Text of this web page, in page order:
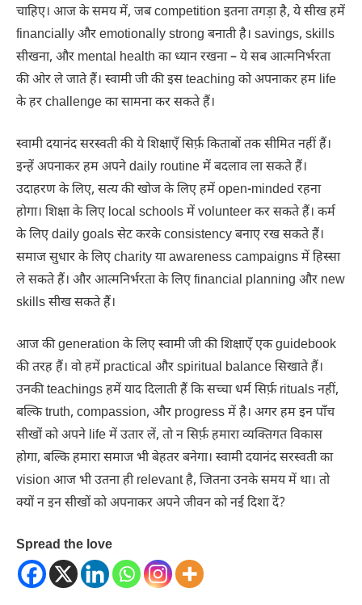
चाहिए। आज के समय में, जब competition इतना तगड़ा है, ये सीख हमें
financially और emotionally strong बनाती है। savings, skills
सीखना, और mental health का ध्यान रखना – ये सब आत्मनिर्भरता
की ओर ले जाते हैं। स्वामी जी की इस teaching को अपनाकर हम life
के हर challenge का सामना कर सकते हैं।
स्वामी दयानंद सरस्वती की ये शिक्षाएँ सिर्फ़ किताबों तक सीमित नहीं हैं।
इन्हें अपनाकर हम अपने daily routine में बदलाव ला सकते हैं।
उदाहरण के लिए, सत्य की खोज के लिए हमें open-minded रहना
होगा। शिक्षा के लिए local schools में volunteer कर सकते हैं। कर्म
के लिए daily goals सेट करके consistency बनाए रख सकते हैं।
समाज सुधार के लिए charity या awareness campaigns में हिस्सा
ले सकते हैं। और आत्मनिर्भरता के लिए financial planning और new
skills सीख सकते हैं।
आज की generation के लिए स्वामी जी की शिक्षाएँ एक guidebook
की तरह हैं। वो हमें practical और spiritual balance सिखाते हैं।
उनकी teachings हमें याद दिलाती हैं कि सच्चा धर्म सिर्फ़ rituals नहीं,
बल्कि truth, compassion, और progress में है। अगर हम इन पाँच
सीखों को अपने life में उतार लें, तो न सिर्फ़ हमारा व्यक्तिगत विकास
होगा, बल्कि हमारा समाज भी बेहतर बनेगा। स्वामी दयानंद सरस्वती का
vision आज भी उतना ही relevant है, जितना उनके समय में था। तो
क्यों न इन सीखों को अपनाकर अपने जीवन को नई दिशा दें?
Spread the love